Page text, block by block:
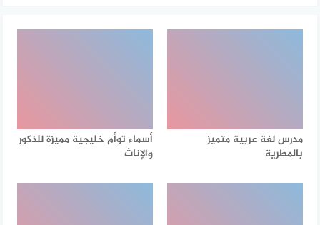
مدرس لغة عربية متميز
بالمطرية
أسماء توأم خليجية مميزة للذكور
والإناث